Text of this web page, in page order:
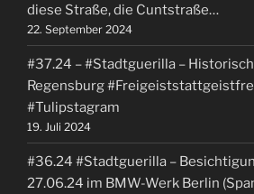
diese Straße, die Cuntstraße…
22. September 2024
#37.24 – #Stadtguerilla –
Regensburg
#Tulipstagram
19. Juli 2024
#36.24 #Stadtguerilla –
27.06.24 im BMW-Werk Berlin